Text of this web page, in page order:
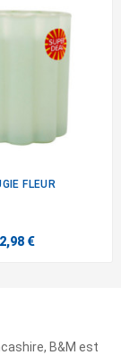
FLEUR
2,98 €
B&M est